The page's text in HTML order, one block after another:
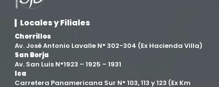
Facultad de Ingenierías
Filial Chincha
Filial Ica
Locales y Filiales
Chorrillos
Av. José Antonio Lavalle N° 302-304 (Ex Hacienda Villa)
San Borja
Av. San Luis N°1923 – 1925 – 1931
Ica
Carretera Panamericana Sur N° 103, 113 y 123 (Ex Km